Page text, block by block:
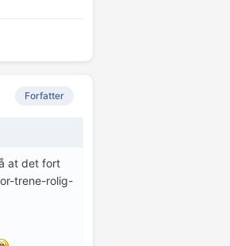
Forfatter
at det fort
trene-rolig-